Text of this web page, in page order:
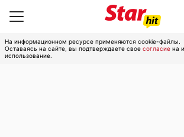
На информационном ресурсе применяются cookie-файлы.
Оставаясь на сайте, вы подтверждаете свое согласие на
использование.